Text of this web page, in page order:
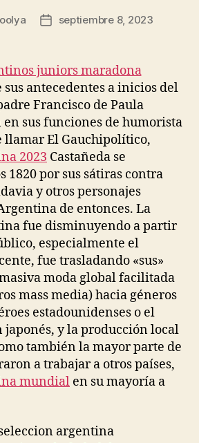
Fecha
entrada
septiembre 8, 2023
antecedentes a inicios del
Francisco de Paula
en sus funciones de humorista
llamar El Gauchipolítico,
2023 Castañeda se
1820 por sus sátiras contra
y otros personajes
de entonces. La
fue disminuyendo a partir
especialmente el
fue trasladando «sus»
moda global facilitada
mass media) hacia géneros
estadounidenses o el
japonés, y la producción local
también la mayor parte de
a trabajar a otros países,
mundial en su mayoría a